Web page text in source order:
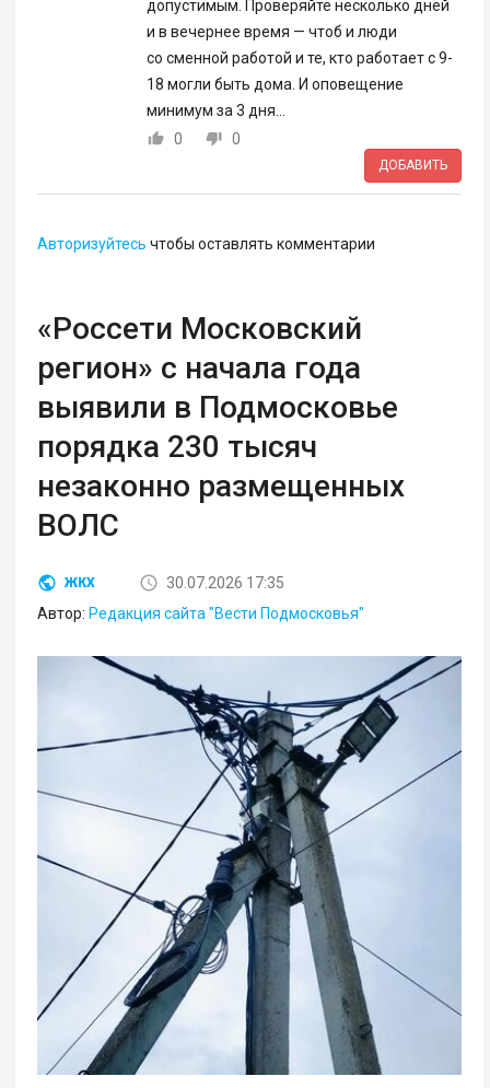
допустимым. Проверяйте несколько дней
и в вечернее время — чтоб и люди
со сменной работой и те, кто работает с 9-
18 могли быть дома. И оповещение
минимум за 3 дня...
0
0
ДОБАВИТЬ
Авторизуйтесь чтобы оставлять комментарии
«Россети Московский
регион» с начала года
выявили в Подмосковье
порядка 230 тысяч
незаконно размещенных
ВОЛС
ЖКХ
30.07.2026 17:35
Автор: Редакция сайта "Вести Подмосковья"